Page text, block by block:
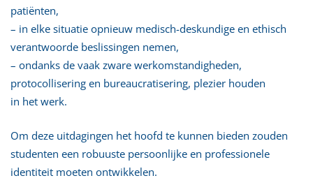
patiënten,
– in elke situatie opnieuw medisch-deskundige en ethisch
verantwoorde beslissingen nemen,
– ondanks de vaak zware werkomstandigheden,
protocollisering en bureaucratisering, plezier houden
in het werk.
Om deze uitdagingen het hoofd te kunnen bieden zouden
studenten een robuuste persoonlijke en professionele
identiteit moeten ontwikkelen.